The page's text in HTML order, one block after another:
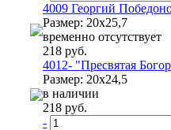
4009 Георгий
Размер: 20х25,7
временно отсутствует
218 руб.
4012- "Пресвятая
Размер: 20х24,5
в наличии
218 руб.
-